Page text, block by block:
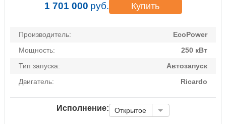
1 701 000 руб. Купить
Производитель:
EcoPower
Мощность:
250 кВт
Тип запуска:
Автозапуск
Двигатель:
Ricardo
Исполнение: Открытое